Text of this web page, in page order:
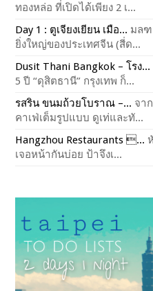
ทองหล่อ ที่เปิดได้เพียง 2 เ...
Day 1 : ตูเจียงเยียน เมือ... มลฑ
ยิ่งใหญ่ของประเทศจีน (สี่ด...
Dusit Thani Bangkok – โรง...
5 ปี “ดุสิตธานี” กรุงเทพ ก็...
รสริน ขนมถ้วยโบราณ –... จา
คาเฟ่เต็มรูปแบบ ดูเท่และทั...
Hangzhou Restaurants ...
เจอหน้ากันบ่อย ป้าจึงเ...